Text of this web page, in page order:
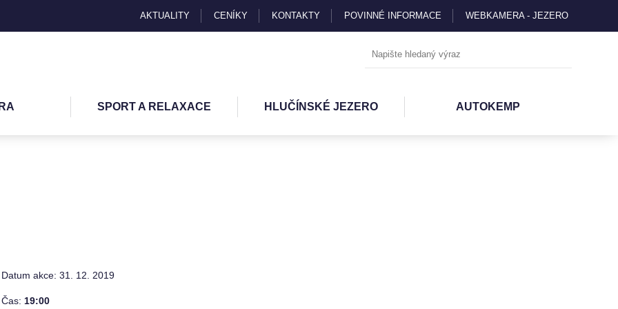
AKTUALITY CENÍKY KONTAKTY POVINNÉ INFORMACE WEBKAMERA - JEZERO
SPORT A RELAXACE HLUČÍNSKÉ JEZERO AUTOKEMP
Datum akce: 31. 12. 2019
Čas: 19:00